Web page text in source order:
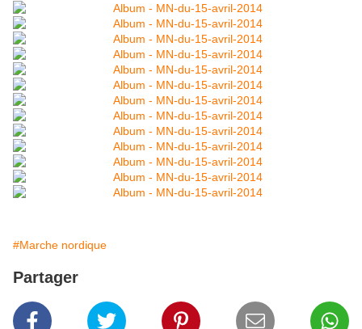
#Marche nordique
Partager